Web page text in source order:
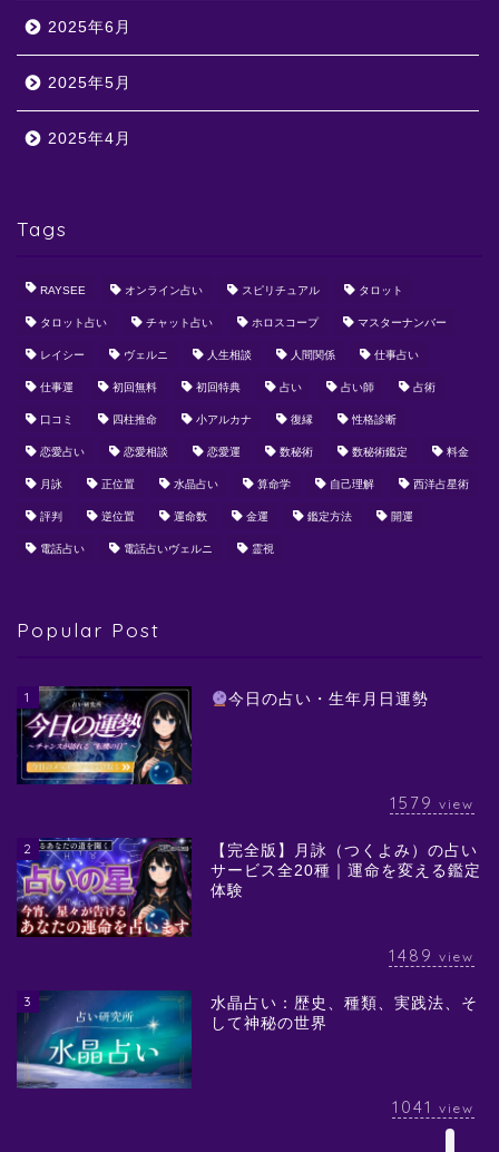
2025年6月
2025年5月
2025年4月
Tags
RAYSEE オンライン占い スピリチュアル タロット
タロット占い チャット占い ホロスコープ マスターナンバー
レイシー ヴェルニ 人生相談 人間関係 仕事占い
仕事運 初回無料 初回特典 占い 占い師 占術
口コミ 四柱推命 小アルカナ 復縁 性格診断
恋愛占い 恋愛相談 恋愛運 数秘術 数秘術鑑定 料金
月詠 正位置 水晶占い 算命学 自己理解 西洋占星術
評判 逆位置 運命数 金運 鑑定方法 開運
電話占い 電話占いヴェルニ 霊視
Popular Post
1 今日の占い・生年月日運勢
1579 view
2
【完全版】月詠（つくよみ）の占い
サービス全20種｜運命を変える鑑定
体験
1489 view
3
水晶占い：歴史、種類、実践法、そ
して神秘の世界
1041 view